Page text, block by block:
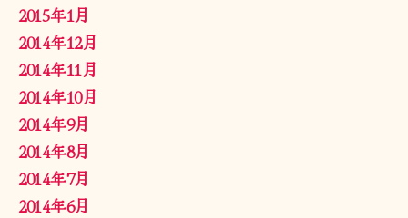
2015年1月
2014年12月
2014年11月
2014年10月
2014年9月
2014年8月
2014年7月
2014年6月